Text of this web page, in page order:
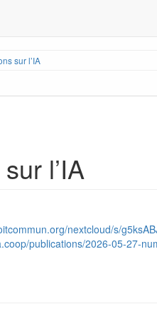
sur l’IA
l’IA
nextcloud/s/
publications/2026-05-27-